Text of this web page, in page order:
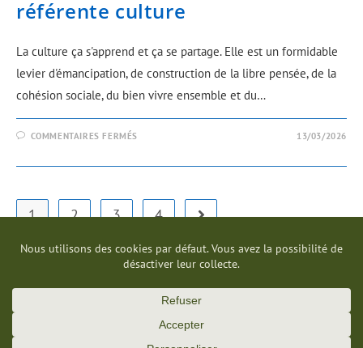
référente culture
La culture ça s'apprend et ça se partage. Elle est un formidable
levier d'émancipation, de construction de la libre pensée, de la
cohésion sociale, du bien vivre ensemble et du…
COMMENTAIRES FERMÉS 13/03/2026
1 2 3 4